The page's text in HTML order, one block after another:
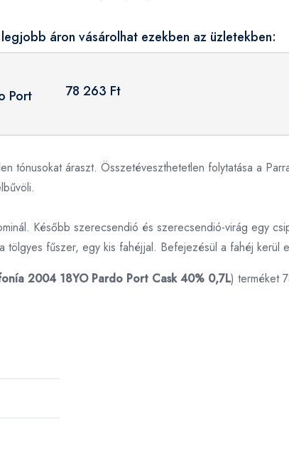
áron vásárolhat ezekben az üzletekben:
Port
78 263 Ft
tónusokat áraszt. Összetéveszthetetlen folytatása a
Később szerecsendió és szerecsendió-virág egy
fűszer, egy kis fahéjjal. Befejezésül a fahéj kerül
2004 18YO Pardo Port Cask 40% 0,7L) terméket